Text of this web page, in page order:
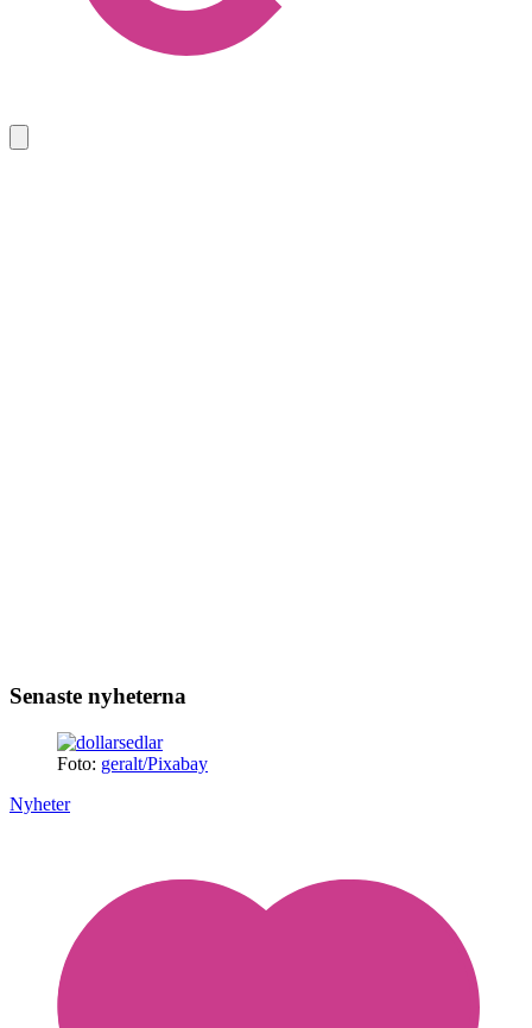
Senaste nyheterna
Foto: geralt/Pixabay
Nyheter